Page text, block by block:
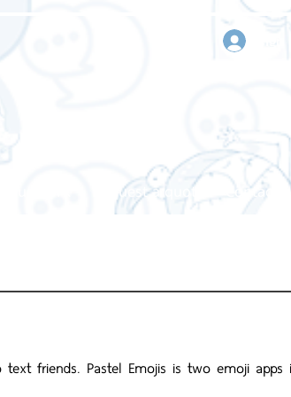
Request a quote Contact
friends. Pastel Emojis is two emoji apps